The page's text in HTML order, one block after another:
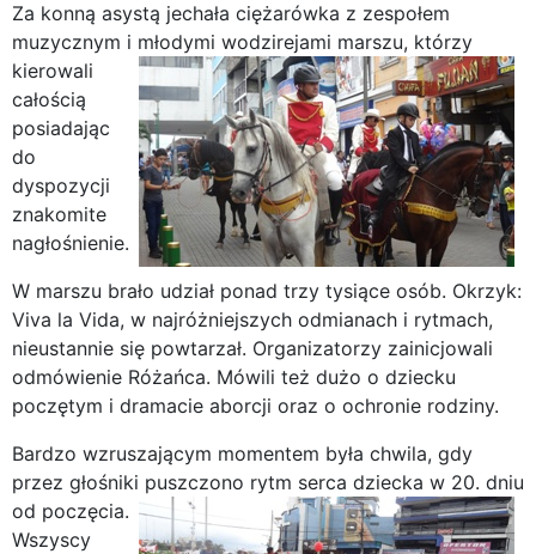
Za konną asystą jechała ciężarówka z zespołem
muzycznym i młodymi wodzirejami marszu, którzy
kierowali
całością
posiadając
do
dyspozycji
znakomite
nagłośnienie.
W marszu brało udział ponad trzy tysiące osób. Okrzyk:
Viva la Vida, w najróżniejszych odmianach i rytmach,
nieustannie się powtarzał. Organizatorzy zainicjowali
odmówienie Różańca. Mówili też dużo o dziecku
poczętym i dramacie aborcji oraz o ochronie rodziny.
Bardzo wzruszającym momentem była chwila, gdy
przez głośniki puszczono rytm serca dziecka w 20. dniu
od poczęcia.
Wszyscy